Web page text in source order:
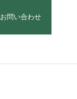
お問い合わせ